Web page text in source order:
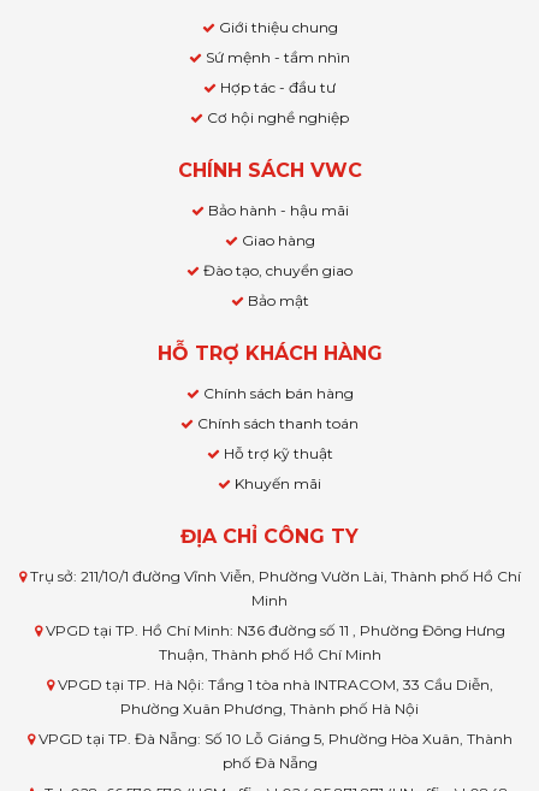
Giới thiệu chung
Sứ mệnh - tầm nhìn
Hợp tác - đầu tư
Cơ hội nghề nghiệp
CHÍNH SÁCH VWC
Bảo hành - hậu mãi
Giao hàng
Đào tạo, chuyển giao
Bảo mật
HỖ TRỢ KHÁCH HÀNG
Chính sách bán hàng
Chính sách thanh toán
Hỗ trợ kỹ thuật
Khuyến mãi
ĐỊA CHỈ CÔNG TY
Trụ sở: 211/10/1 đường Vĩnh Viễn, Phường Vườn Lài, Thành phố Hồ Chí
Minh
VPGD tại TP. Hồ Chí Minh: N36 đường số 11 , Phường Đông Hưng
Thuận, Thành phố Hồ Chí Minh
VPGD tại TP. Hà Nội: Tầng 1 tòa nhà INTRACOM, 33 Cầu Diễn,
Phường Xuân Phương, Thành phố Hà Nội
VPGD tại TP. Đà Nẵng: Số 10 Lỗ Giáng 5, Phường Hòa Xuân, Thành
phố Đà Nẵng